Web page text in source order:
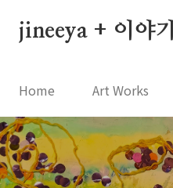
jineeya + 이야
Home Art Works